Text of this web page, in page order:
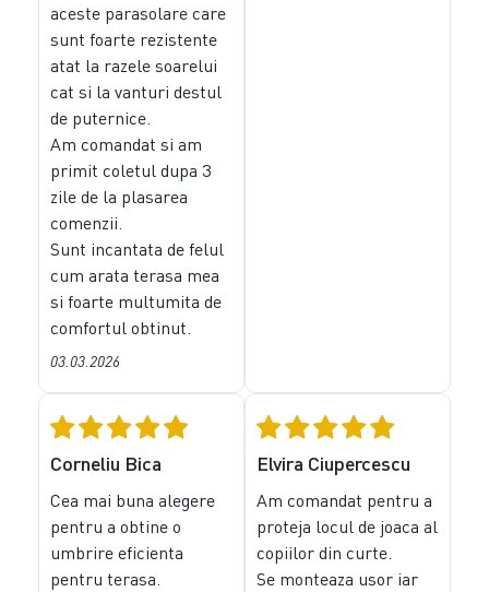
aceste parasolare care
sunt foarte rezistente
atat la razele soarelui
cat si la vanturi destul
de puternice.
Am comandat si am
primit coletul dupa 3
zile de la plasarea
comenzii.
Sunt incantata de felul
cum arata terasa mea
si foarte multumita de
comfortul obtinut.
03.03.2026
Corneliu Bica
Cea mai buna alegere
pentru a obtine o
umbrire eficienta
pentru terasa.
Elvira Ciupercescu
Am comandat pentru a
proteja locul de joaca al
copiilor din curte.
Se monteaza usor iar